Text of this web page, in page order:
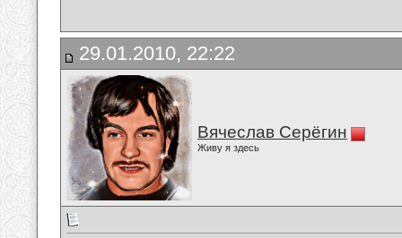
29.01.2010, 22:22
Вячеслав Серёгин
Живу я здесь